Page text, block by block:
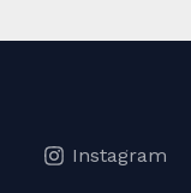
Instagram